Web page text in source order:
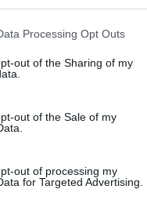
Processing Opt Outs
out of the Sharing of my
out of the Sale of my
out of processing my
for Targeted Advertising.